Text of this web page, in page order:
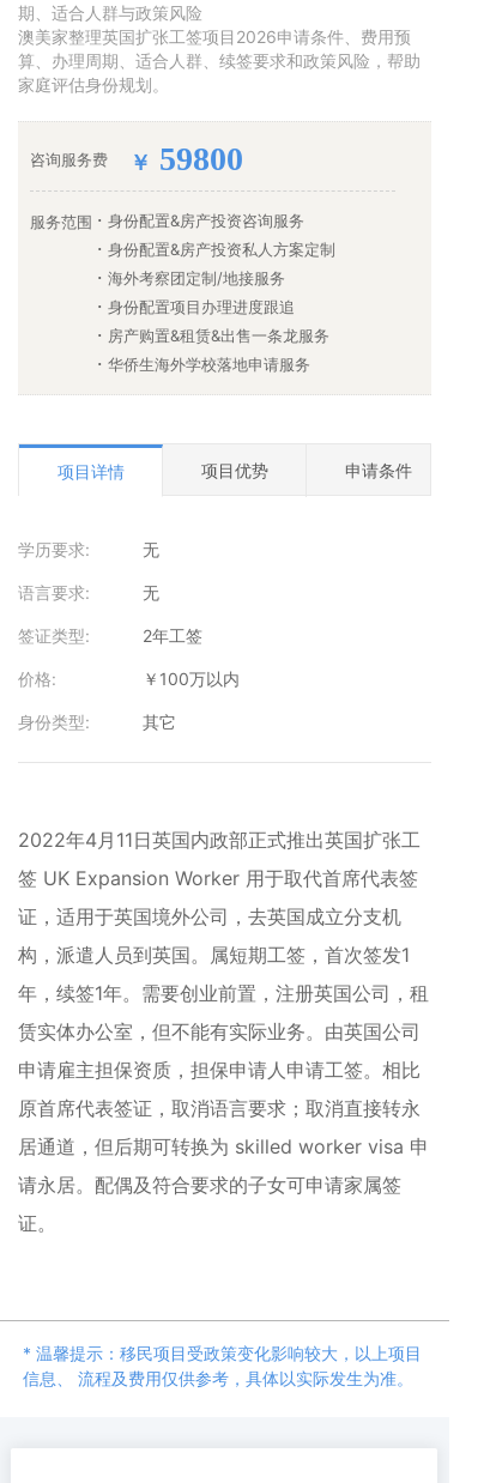
期、适合人群与政策风险
澳美家整理英国扩张工签项目2026申请条件、费用预
算、办理周期、适合人群、续签要求和政策风险，帮助
家庭评估身份规划。
咨询服务费 ￥ 59800
服务范围
身份配置&房产投资咨询服务
身份配置&房产投资私人方案定制
海外考察团定制/地接服务
身份配置项目办理进度跟追
房产购置&租赁&出售一条龙服务
华侨生海外学校落地申请服务
项目详情 项目优势 申请条件
学历要求: 无
语言要求: 无
签证类型: 2年工签
价格: ￥100万以内
身份类型: 其它
2022年4月11日英国内政部正式推出英国扩张工
签 UK Expansion Worker 用于取代首席代表签
证，适用于英国境外公司，去英国成立分支机
构，派遣人员到英国。属短期工签，首次签发1
年，续签1年。需要创业前置，注册英国公司，租
赁实体办公室，但不能有实际业务。由英国公司
申请雇主担保资质，担保申请人申请工签。相比
原首席代表签证，取消语言要求；取消直接转永
居通道，但后期可转换为 skilled worker visa 申
请永居。配偶及符合要求的子女可申请家属签
证。
* 温馨提示：移民项目受政策变化影响较大，以上项目
信息、 流程及费用仅供参考，具体以实际发生为准。